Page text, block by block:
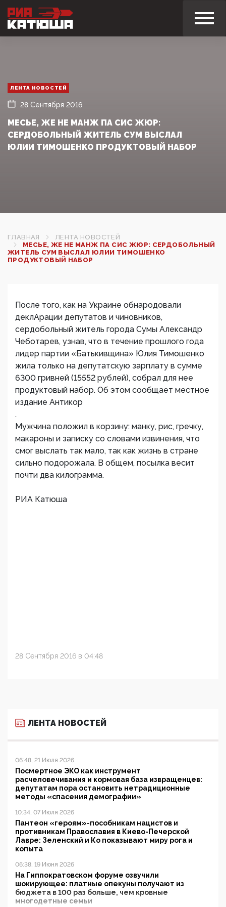
ЛЕНТА НОВОСТЕЙ
28 Сентября 2016
МЕСЬЕ, ЖЕ НЕ МАНЖ ПА СИС ЖЮР:
СЕРДОБОЛЬНЫЙ ЖИТЕЛЬ СУМ ВЫСЛАЛ
ЮЛИИ ТИМОШЕНКО ПРОДУКТОВЫЙ НАБОР
ГЛАВНАЯ
ЛЕНТА НОВОСТЕЙ
МЕСЬЕ, ЖЕ НЕ МАНЖ ПА СИС ЖЮР: СЕРДОБОЛЬНЫЙ
ЖИТЕЛЬ СУМ ВЫСЛАЛ ЮЛИИ ТИМОШЕНКО
ПРОДУКТОВЫЙ НАБОР
После того, как на Украине обнародовали
деклАрации депутатов и чиновников,
сердобольный житель города Сумы Александр
Чеботарев, узнав, что в течение прошлого года
лидер партии «Батькивщина» Юлия Тимошенко
жила только на депутатскую зарплату в сумме
6300 гривней (15552 рублей), собрал для нее
продуктовый набор. Об этом сообщает местное
издание Антикор
.
Мужчина положил в корзину: манку, рис, гречку,
макароны и записку со словами извинения, что
смог выслать так мало, так как жизнь в стране
сильно подорожала. В общем, посылка весит
почти два килограмма.
РИА Катюша
28 Сентября 2016 в 04:48
ЛЕНТА НОВОСТЕЙ
06:48, 21 Июля 2026
Посмертное ЭКО как инструмент
расчеловечивания и кормовая база извращенцев:
депутатам пора остановить нетрадиционные
методы «спасения демографии»
10:34, 07 Июля 2026
Пантеон «героям»-пособникам нацистов и
противникам Православия в Киево-Печерской
Лавре: Зеленский и Ко показывают миру рога и
копыта
06:38, 19 Июня 2026
На Гиппократовском форуме озвучили
шокирующее: платные опекуны получают из
бюджета в 100 раз больше, чем кровные
многодетные семьи